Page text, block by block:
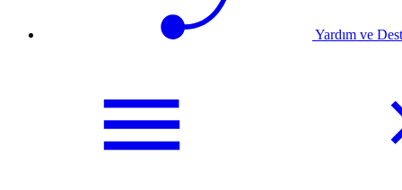
Yardım ve